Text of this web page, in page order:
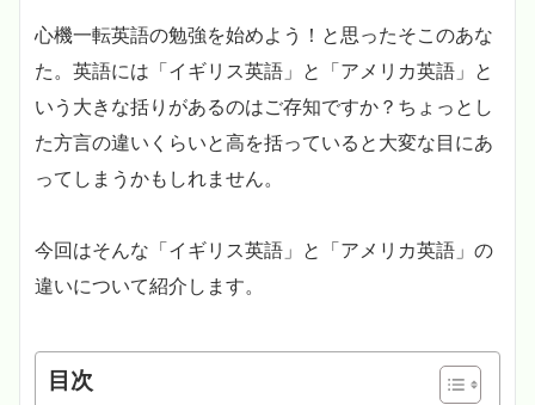
心機一転英語の勉強を始めよう！と思ったそこのあな
た。英語には「イギリス英語」と「アメリカ英語」と
いう大きな括りがあるのはご存知ですか？ちょっとし
た方言の違いくらいと高を括っていると大変な目にあ
ってしまうかもしれません。
今回はそんな「イギリス英語」と「アメリカ英語」の
違いについて紹介します。
目次